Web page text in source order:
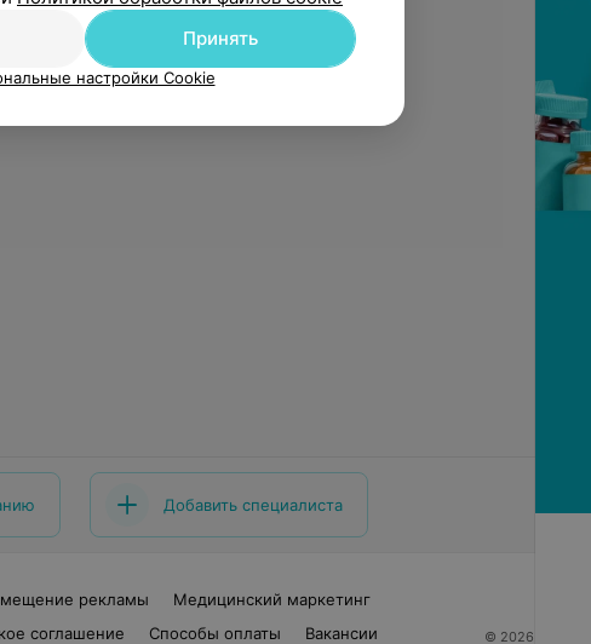
Добавить специалиста
рекламы
Медицинский маркетинг
соглашение Способы оплаты Вакансии © 2026 ООО
Принять
настройки Cookie